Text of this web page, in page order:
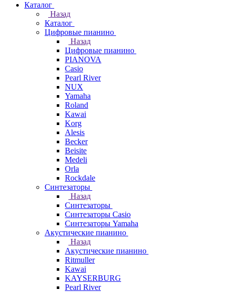
Каталог
Назад
Каталог
Цифровые пианино
Назад
Цифровые пианино
PIANOVA
Casio
Pearl River
NUX
Yamaha
Roland
Kawai
Korg
Alesis
Becker
Beisite
Medeli
Orla
Rockdale
Синтезаторы
Назад
Синтезаторы
Синтезаторы Casio
Синтезаторы Yamaha
Акустические пианино
Назад
Акустические пианино
Ritmuller
Kawai
KAYSERBURG
Pearl River